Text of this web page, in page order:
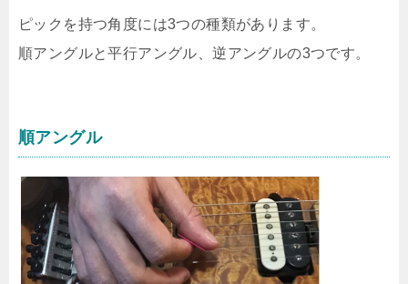
ピックを持つ角度には3つの種類があります。
順アングルと平行アングル、逆アングルの3つです。
順アングル